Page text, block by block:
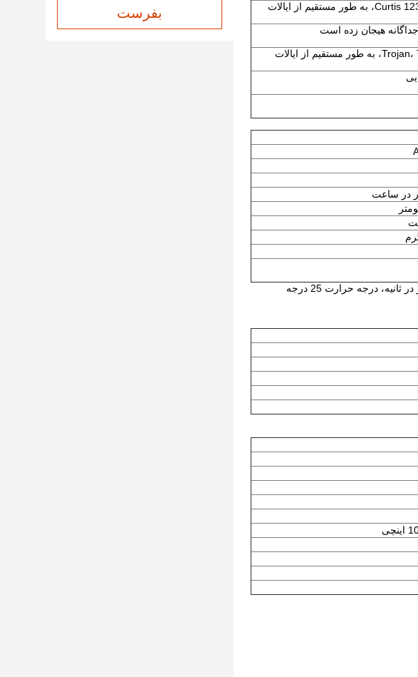
کنترلر Curtis 1234E-5321، 350A، به طور مستقیم از ایالات
باتری Trojan، T875،6V * 12pcs، به طور مستقیم از ایالات
* 1) بر اساس شرایط آزمایش: سرعت 20 کیلومتر در ساعت، بتنی بتنی صاف و مستقیم، سرعت باد کمتر از 5 متر در ثانیه، درجه حرارت 25 درجه
بفرست